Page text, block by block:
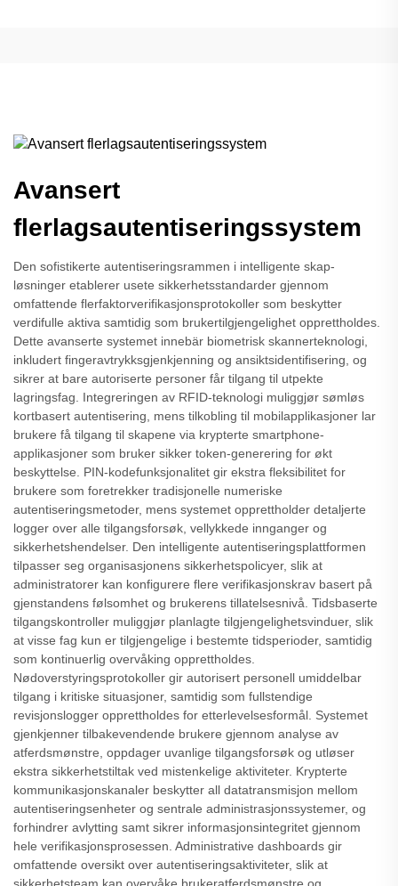
Avansert
flerlagsautentiseringssystem
Den sofistikerte autentiseringsrammen i intelligente skap-
løsninger etablerer usete sikkerhetsstandarder gjennom
omfattende flerfaktorverifikasjonsprotokoller som beskytter
verdifulle aktiva samtidig som brukertilgjengelighet opprettholdes.
Dette avanserte systemet innebär biometrisk skannerteknologi,
inkludert fingeravtrykksgjenkjenning og ansiktsidentifisering, og
sikrer at bare autoriserte personer får tilgang til utpekte
lagringsfag. Integreringen av RFID-teknologi muliggjør sømløs
kortbasert autentisering, mens tilkobling til mobilapplikasjoner lar
brukere få tilgang til skapene via krypterte smartphone-
applikasjoner som bruker sikker token-generering for økt
beskyttelse. PIN-kodefunksjonalitet gir ekstra fleksibilitet for
brukere som foretrekker tradisjonelle numeriske
autentiseringsmetoder, mens systemet opprettholder detaljerte
logger over alle tilgangsforsøk, vellykkede innganger og
sikkerhetshendelser. Den intelligente autentiseringsplattformen
tilpasser seg organisasjonens sikkerhetspolicyer, slik at
administratorer kan konfigurere flere verifikasjonskrav basert på
gjenstandens følsomhet og brukerens tillatelsesnivå. Tidsbaserte
tilgangskontroller muliggjør planlagte tilgjengelighetsvinduer, slik
at visse fag kun er tilgjengelige i bestemte tidsperioder, samtidig
som kontinuerlig overvåking opprettholdes.
Nødoverstyringsprotokoller gir autorisert personell umiddelbar
tilgang i kritiske situasjoner, samtidig som fullstendige
revisjonslogger opprettholdes for etterlevelsesformål. Systemet
gjenkjenner tilbakevendende brukere gjennom analyse av
atferdsmønstre, oppdager uvanlige tilgangsforsøk og utløser
ekstra sikkerhetstiltak ved mistenkelige aktiviteter. Krypterte
kommunikasjonskanaler beskytter all datatransmisjon mellom
autentiseringsenheter og sentrale administrasjonssystemer, og
forhindrer avlytting samt sikrer informasjonsintegritet gjennom
hele verifikasjonsprosessen. Administrative dashboards gir
omfattende oversikt over autentiseringsaktiviteter, slik at